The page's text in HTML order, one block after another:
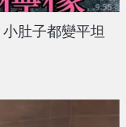
肚子都變平坦